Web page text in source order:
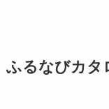
ふるなびカタ